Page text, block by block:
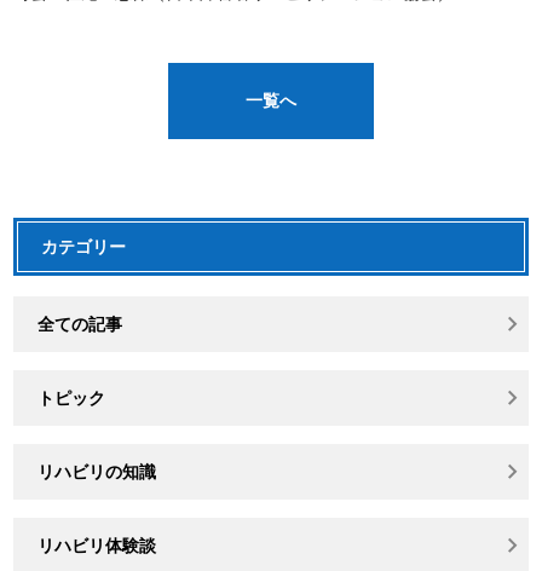
一覧へ
カテゴリー
全ての記事
トピック
リハビリの知識
リハビリ体験談